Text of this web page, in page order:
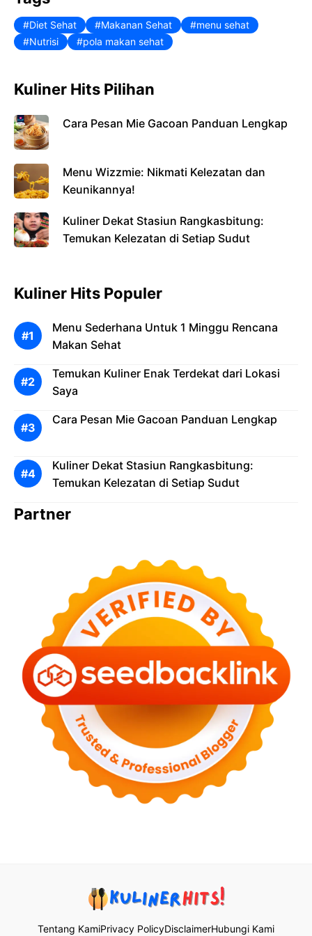
Diet Sehat Makanan Sehat
menu sehat
Nutrisi
pola makan sehat
Kuliner Hits Pilihan
Cara Pesan Mie Gacoan Panduan Lengkap
Menu Wizzmie: Nikmati Kelezatan dan
Keunikannya!
Kuliner Dekat Stasiun Rangkasbitung:
Temukan Kelezatan di Setiap Sudut
Kuliner Hits Populer
Menu Sederhana Untuk 1 Minggu Rencana
Makan Sehat
Temukan Kuliner Enak Terdekat dari Lokasi
Saya
Cara Pesan Mie Gacoan Panduan Lengkap
Kuliner Dekat Stasiun Rangkasbitung:
Temukan Kelezatan di Setiap Sudut
Partner
Tentang KamiPrivacy PolicyDisclaimerHubungi Kami